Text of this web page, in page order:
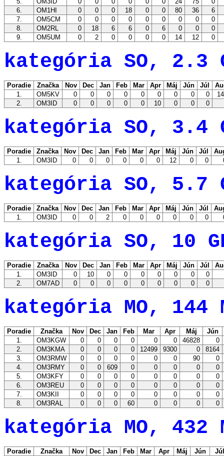
6.
OM1HI 0 0 0 18 0 0 80 36
6
7.
OM5CM 0 0 0 0 0 0 0 0
0
8.
OM2RL 0 18 6 6 0 6 0 0
0
9.
OM5UM 0 2 0 0 0 0 14 12 0
kategória SO, 2.3
Poradie Značka Nov Dec Jan Feb Mar Apr Máj Jún Júl
1.
OM5KV 0 0 0 0 0 0 0 0 0
2.
OM3ID 0 0 0 0 0 10 0 0 0
kategória SO, 3.4
Poradie Značka Nov Dec Jan Feb Mar Apr Máj Jún Júl
1.
OM3ID 0 0 0 0 0 0 12 0 0
kategória SO, 5.7
Poradie Značka Nov Dec Jan Feb Mar Apr Máj Jún Júl
1.
OM3ID 0 0 2 0 0 0 0 0 0
kategória SO, 10
Poradie Značka Nov Dec Jan Feb Mar Apr Máj Jún Júl
1.
OM3ID 0 10 0 0 0 0 0 0 0
2.
OM7AD 0 0 0 0 0 0 0 0 0
kategória MO, 144
Poradie Značka Nov Dec Jan Feb Mar Apr Máj
Jún
1.
OM3KGW 0 0 0 0 0 0 46828
0
2.
OM3KMA 0 0 0 0 12499 9300 0
8164
3.
OM3RMW 0 0 0 0 0 0 90 0
4.
OM3RMY 0 0 609 0 0 0 0
0
5.
OM3KFY 0 0 0 0 0 0 0
0
6.
OM3REU 0 0 0 0 0 0 0
0
7.
OM3KII 0 0 0 0 0 0 0
0
8.
OM3RAL 0 0 0 60 0 0 0 0
kategória MO, 432
Poradie Značka Nov Dec Jan Feb Mar Apr Máj Jún